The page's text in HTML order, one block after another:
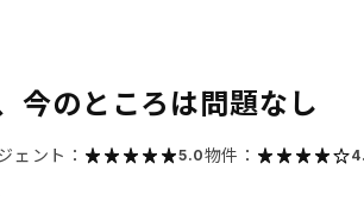
今のところは問題なし
ェント： 5.0物件：